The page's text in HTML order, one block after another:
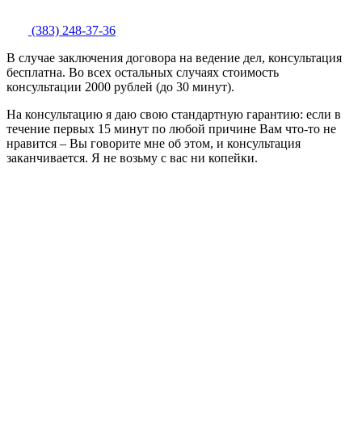
(383) 248-37-36
В случае заключения договора на ведение дел, консультация
бесплатна. Во всех остальных случаях стоимость
консультации 2000 рублей (до 30 минут).
На консультацию я даю свою стандартную гарантию: если в
течение первых 15 минут по любой причине Вам что-то не
нравится – Вы говорите мне об этом, и консультация
заканчивается. Я не возьму с вас ни копейки.